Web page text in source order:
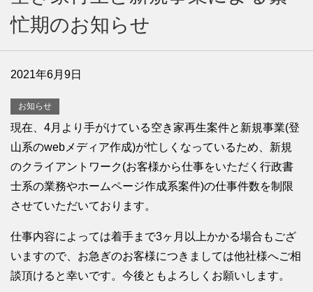
忙期のお知らせ
2021年6月9日
お知らせ
現在、4月より手がけている空き家再生案件と新規事業(登
山系のwebメディア作成)が忙しくなっているため、新規
のクライアントワーク(お客様から仕事をいただく行政書
士系の業務やホームページ作成系案件)の仕事件数を制限
させていただいております。
仕事内容によっては着手まで3ヶ月以上かかる場合もござ
いますので、お急ぎのお客様につきましては他社様へご相
談頂けると幸いです。今後ともよろしくお願いします。